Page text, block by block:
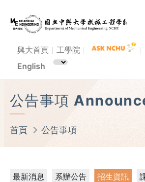
興大首頁 工學院
English
公告事項
首頁 公告事項
最新消息 系辦公告 招生資訊